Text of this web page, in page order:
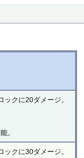
クに20ダメージ。
。
クに30ダメージ。